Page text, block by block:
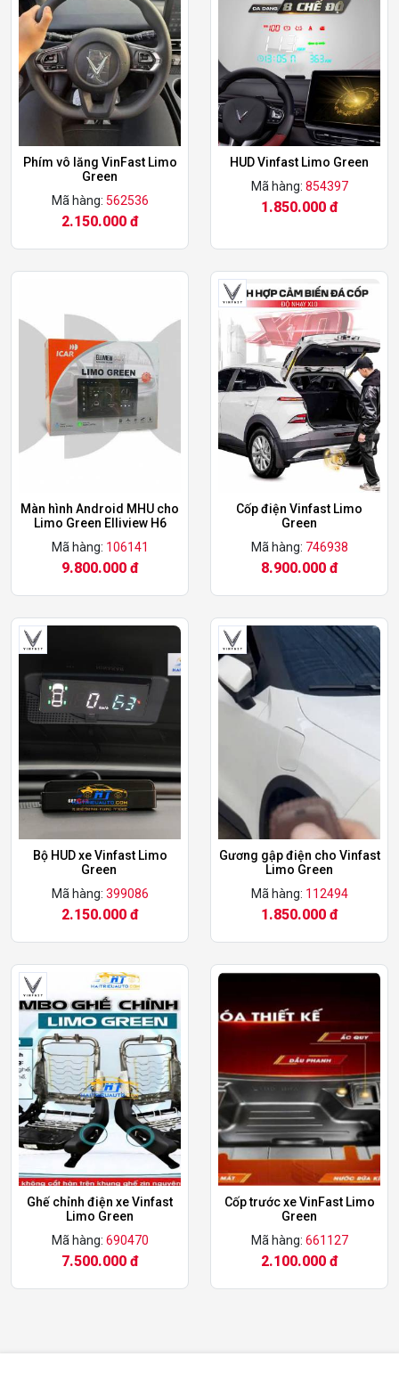
Phím vô lăng VinFast Limo
Green
Mã hàng: 562536
2.150.000 đ
HUD Vinfast Limo Green
Mã hàng: 854397
1.850.000 đ
Màn hình Android MHU cho
Limo Green Elliview H6
Mã hàng: 106141
9.800.000 đ
Cốp điện Vinfast Limo
Green
Mã hàng: 746938
8.900.000 đ
Bộ HUD xe Vinfast Limo
Green
Mã hàng: 399086
2.150.000 đ
Gương gập điện cho Vinfast
Limo Green
Mã hàng: 112494
1.850.000 đ
Ghế chỉnh điện xe Vinfast
Limo Green
Mã hàng: 690470
7.500.000 đ
Cốp trước xe VinFast Limo
Green
Mã hàng: 661127
2.100.000 đ